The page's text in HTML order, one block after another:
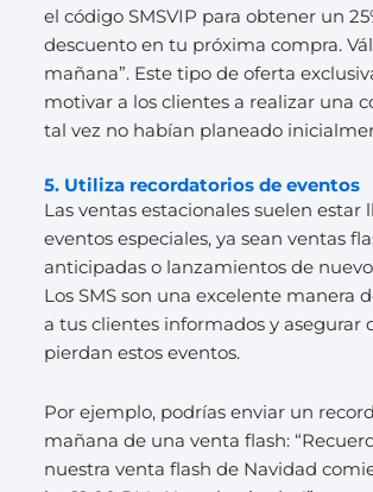
el código SMSVIP para obtener un
descuento en tu próxima compra.
mañana”. Este tipo de oferta
motivar a los clientes a realizar una
tal vez no habían planeado
5. Utiliza recordatorios de eventos
Las ventas estacionales suelen estar
eventos especiales, ya sean ventas
anticipadas o lanzamientos de
Los SMS son una excelente manera
a tus clientes informados y asegurar
pierdan estos eventos.
Por ejemplo, podrías enviar un
mañana de una venta flash:
nuestra venta flash de Navidad